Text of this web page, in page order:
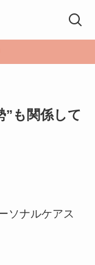
”も関係して
ソナルケアス